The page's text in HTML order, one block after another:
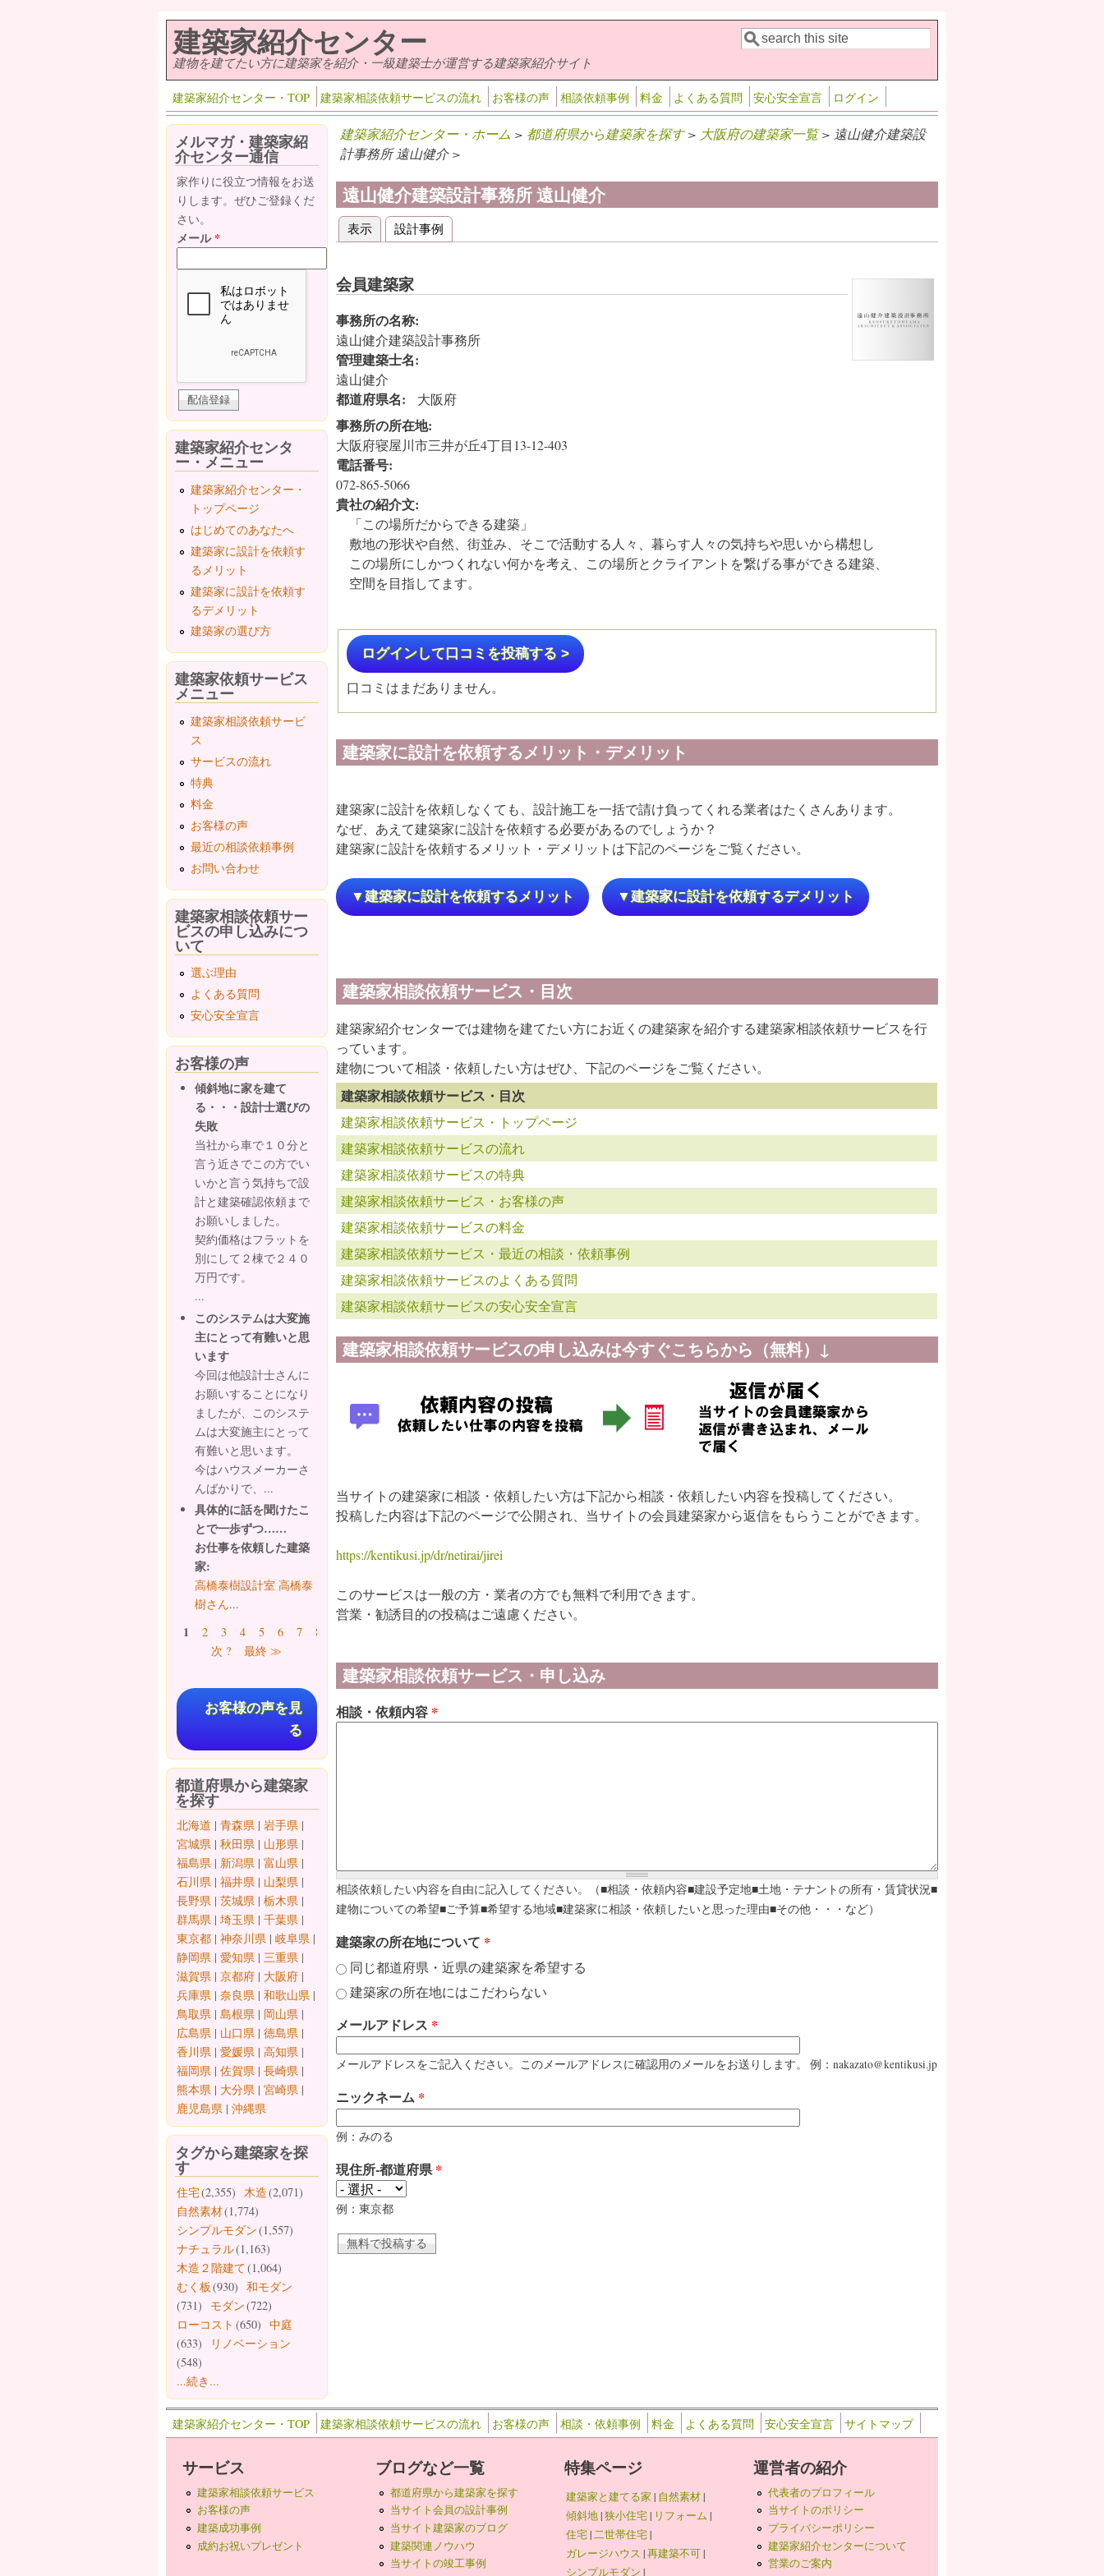
建築家紹介センター
建物を建てたい方に建築家を紹介・一級建築士が運営する建築家紹介サイト 検索フォーム
検索
建築家紹介センター・TOP 建築家相談依頼サービスの流れ お客様の声 相談依頼事例 料金 よくある質問 安心安全宣言 ログイン
建築家紹介センター・ホーム > 都道府県から建築家を探す> 大阪府の建築家一覧> 遠山健介建築設
計事務所 遠山健介 >
遠山健介建築設計事務所 遠山健介
プライマリータブ
表示(アクティブなタブ)
設計事例
会員建築家
事務所の名称:
遠山健介建築設計事務所
管理建築士名:
遠山健介
都道府県名: 大阪府
事務所の所在地:
大阪府寝屋川市三井が丘4丁目13-12-403
電話番号:
072-865-5066
貴社の紹介文:
「この場所だからできる建築」
敷地の形状や自然、街並み、そこで活動する人々、暮らす人々の気持ちや思いから構想し
この場所にしかつくれない何かを考え、この場所とクライアントを繋げる事ができる建築、
空間を目指してます。
ログインして口コミを投稿する >
口コミはまだありません。
建築家に設計を依頼するメリット・デメリット
建築家に設計を依頼しなくても、設計施工を一括で請け負ってくれる業者はたくさんあります。
なぜ、あえて建築家に設計を依頼する必要があるのでしょうか？
建築家に設計を依頼するメリット・デメリットは下記のページをご覧ください。
▼建築家に設計を依頼するメリット ▼建築家に設計を依頼するデメリット
建築家相談依頼サービス・目次
建築家紹介センターでは建物を建てたい方にお近くの建築家を紹介する建築家相談依頼サービスを行
っています。
建物について相談・依頼したい方はぜひ、下記のページをご覧ください。
建築家相談依頼サービス・目次
建築家相談依頼サービス・トップページ
建築家相談依頼サービスの流れ
建築家相談依頼サービスの特典
建築家相談依頼サービス・お客様の声
建築家相談依頼サービスの料金
建築家相談依頼サービス・最近の相談・依頼事例
建築家相談依頼サービスのよくある質問
建築家相談依頼サービスの安心安全宣言
建築家相談依頼サービスの申し込みは今すぐこちらから（無料）↓
当サイトの建築家に相談・依頼したい方は下記から相談・依頼したい内容を投稿してください。
投稿した内容は下記のページで公開され、当サイトの会員建築家から返信をもらうことができます。
https://kentikusi.jp/dr/netirai/jirei
このサービスは一般の方・業者の方でも無料で利用できます。
営業・勧誘目的の投稿はご遠慮ください。
建築家相談依頼サービス・申し込み
相談・依頼内容 *
相談依頼したい内容を自由に記入してください。（■相談・依頼内容■建設予定地■土地・テナントの所有・賃貸状況■
建物についての希望■ご予算■希望する地域■建築家に相談・依頼したいと思った理由■その他・・・など）
建築家の所在地について *
同じ都道府県・近県の建築家を希望する
建築家の所在地にはこだわらない
メールアドレス *
メールアドレスをご記入ください。このメールアドレスに確認用のメールをお送りします。 例：nakazato@kentikusi.jp
ニックネーム *
例：みのる
現住所-都道府県*
例：東京都
メルマガ・建築家紹
介センター通信
家作りに役立つ情報をお送
りします。ぜひご登録くだ
さい。
メール*
建築家紹介センタ
ー・メニュー
建築家紹介センター・
トップページ
はじめてのあなたへ
建築家に設計を依頼す
るメリット
建築家に設計を依頼す
るデメリット
建築家の選び方
建築家依頼サービス
メニュー
建築家相談依頼サービ
ス
サービスの流れ
特典
料金
お客様の声
最近の相談依頼事例
お問い合わせ
建築家相談依頼サー
ビスの申し込みにつ
いて
選ぶ理由
よくある質問
安心安全宣言
お客様の声
傾斜地に家を建て
る・・・設計士選びの
失敗
当社から車で１０分と
言う近さでこの方でい
いかと言う気持ちで設
計と建築確認依頼まで
お願いしました。
契約価格はフラットを
別にして２棟で２４０
万円です。
...
このシステムは大変施
主にとって有難いと思
います
今回は他設計士さんに
お願いすることになり
ましたが、このシステ
ムは大変施主にとって
有難いと思います。
今はハウスメーカーさ
んばかりで、...
具体的に話を聞けたこ
とで一歩ずつ……
お仕事を依頼した建築
家:
高橋泰樹設計室 高橋泰
樹さん...
ページ
1 2 3 4 5 6 7 8
次 ?
最終 ≫
お客様の声を見
る
都道府県から建築家
を探す
北海道 | 青森県 | 岩手県 |
宮城県 | 秋田県 | 山形県 |
福島県 | 新潟県 | 富山県 |
石川県 | 福井県 | 山梨県 |
長野県 | 茨城県 | 栃木県 |
群馬県 | 埼玉県 | 千葉県 |
東京都 | 神奈川県 | 岐阜県 |
静岡県 | 愛知県 | 三重県 |
滋賀県 | 京都府 | 大阪府 |
兵庫県 | 奈良県 | 和歌山県 |
鳥取県 | 島根県 | 岡山県 |
広島県 | 山口県 | 徳島県 |
香川県 | 愛媛県 | 高知県 |
福岡県 | 佐賀県 | 長崎県 |
熊本県 | 大分県 | 宮崎県 |
鹿児島県 | 沖縄県
タグから建築家を探
す
住宅(2,355) 木造(2,071)
自然素材(1,774)
シンプルモダン(1,557)
ナチュラル(1,163)
木造２階建て(1,064)
むく板 (930) 和モダン
(731)
モダン(722)
ローコスト (650) 中庭
(633)
リノベーション
(548)
...続き...
建築家紹介センター・TOP 建築家相談依頼サービスの流れ お客様の声 相談・依頼事例 料金 よくある質問 安心安全宣言 サイトマップ
サービス
建築家相談依頼サービス
お客様の声
建築成功事例
成約お祝いプレゼント
ブログなど一覧
都道府県から建築家を探す
当サイト会員の設計事例
当サイト建築家のブログ
建築関連ノウハウ
当サイトの竣工事例
特集ページ
建築家と建てる家 | 自然素材|
傾斜地|狭小住宅| リフォーム |
住宅|二世帯住宅|
ガレージハウス |再建築不可|
シンプルモダン |
運営者の紹介
代表者のプロフィール
当サイトのポリシー
プライバシーポリシー
建築家紹介センターについて
営業のご案内